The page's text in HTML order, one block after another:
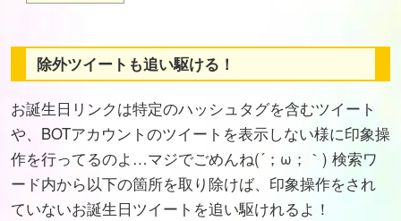
除外ツイートも追い駆ける！
お誕生日リンクは特定のハッシュタグを含むツイート
や、BOTアカウントのツイートを表示しない様に印象操
作を行ってるのよ…マジでごめんね(´；ω；｀) 検索ワ
ード内から以下の箇所を取り除けば、印象操作をされ
ていないお誕生日ツイートを追い駆けれるよ！